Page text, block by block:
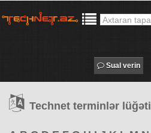
Sual verin
Technet terminlər lüğəti